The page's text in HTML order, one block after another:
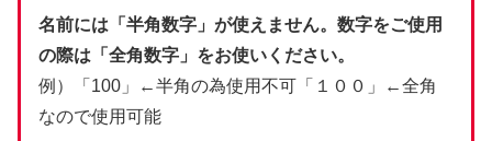
名前には「半角数字」が使えません。数字をご使用
の際は「全角数字」をお使いください。
例）「100」←半角の為使用不可「１００」←全角
なので使用可能